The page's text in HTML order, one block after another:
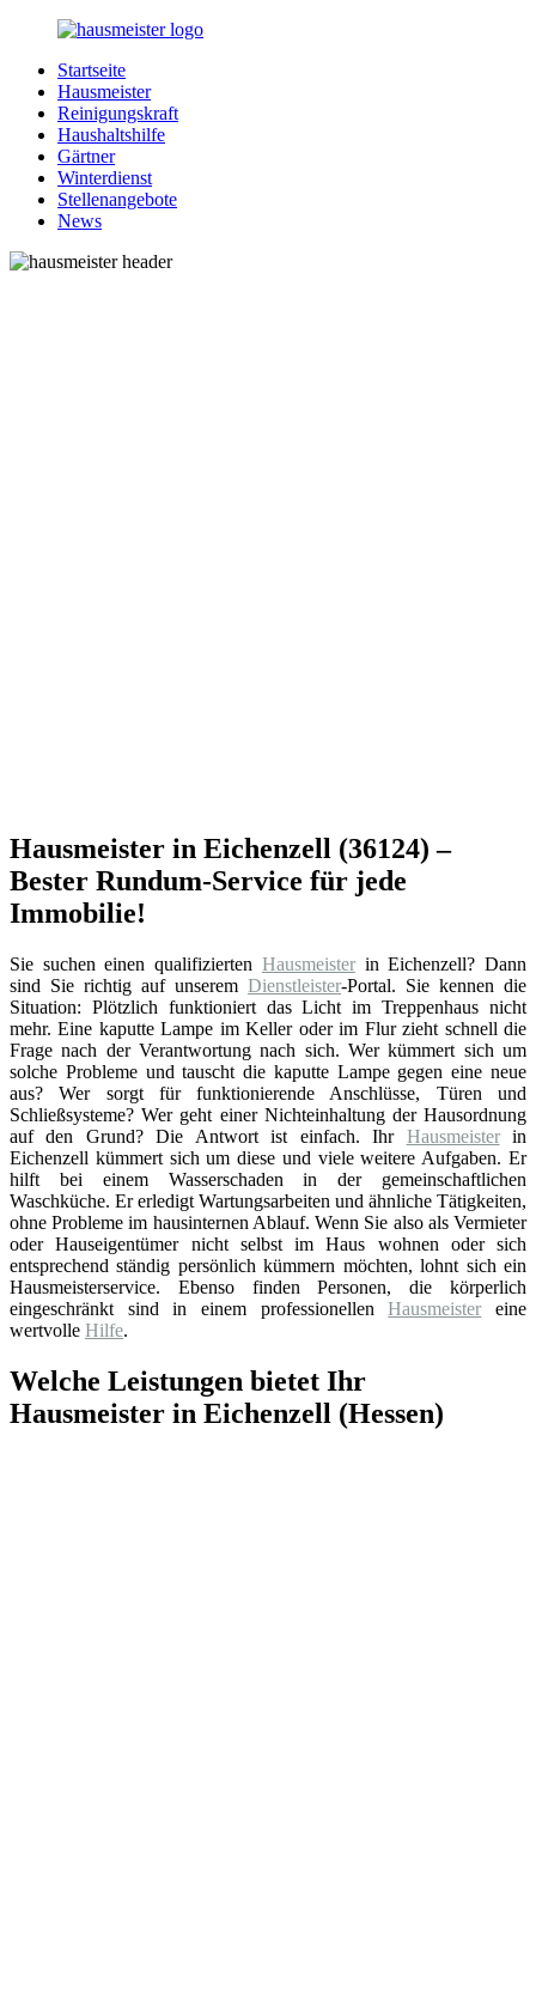
Zurück
Inhalt
Hausmeister.de
Alles
rund
Ihren
Haushalt
Startseite
Hausmeister
Reinigungskraft
Haushaltshilfe
Gärtner
Winterdienst
Stellenangebote
News
Hausmeister in Eichenzell (36124) –
Bester Rundum-Service für jede
Immobilie!
Sie suchen einen qualifizierten Hausmeisterin Eichenzell? Dann
sind Sie richtig auf unserem Dienstleister-Portal. Sie kennen die
Situation: Plötzlich funktioniert das Licht im Treppenhaus nicht
mehr. Eine kaputte Lampe im Keller oder im Flur zieht schnell die
Frage nach der Verantwortung nach sich. Wer kümmert sich um
solche Probleme und tauscht die kaputte Lampe gegen eine neue
aus? Wer sorgt für funktionierende Anschlüsse, Türen und
Schließsysteme? Wer geht einer Nichteinhaltung der Hausordnung
auf den Grund? Die Antwort ist einfach. Ihr Hausmeisterin
Eichenzell kümmert sich um diese und viele weitere Aufgaben. Er
hilft bei einem Wasserschaden in der gemeinschaftlichen
Waschküche. Er erledigt Wartungsarbeiten und ähnliche Tätigkeiten,
ohne Probleme im hausinternen Ablauf. Wenn Sie also als Vermieter
oder Hauseigentümer nicht selbst im Haus wohnen oder sich
entsprechend ständig persönlich kümmern möchten, lohnt sich ein
Hausmeisterservice. Ebenso finden Personen, die körperlich
eingeschränkt sind in einem professionellenHausmeister eine
wertvolle Hilfe.
Welche Leistungen bietet Ihr
Hausmeister in Eichenzell (Hessen)